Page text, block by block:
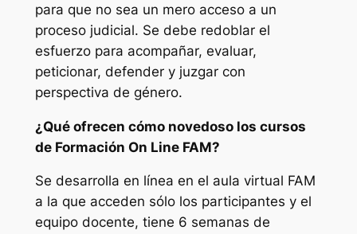
para que no sea un mero acceso a un
proceso judicial. Se debe redoblar el
esfuerzo para acompañar, evaluar,
peticionar, defender y juzgar con
perspectiva de género.
¿Qué ofrecen cómo novedoso los cursos
de Formación On Line FAM?
Se desarrolla en línea en el aula virtual FAM
a la que acceden sólo los participantes y el
equipo docente, tiene 6 semanas de